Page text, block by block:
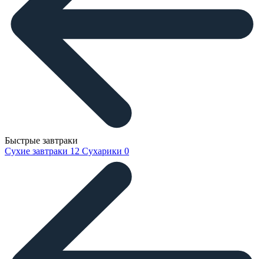
Быстрые завтраки
Сухие завтраки 12 Сухарики 0